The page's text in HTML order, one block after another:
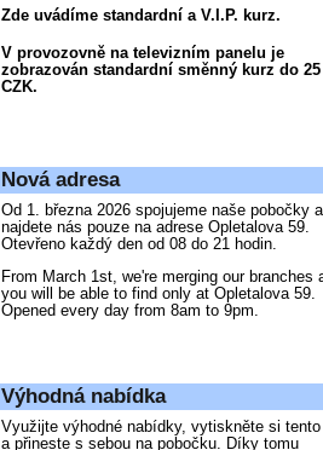
Zde uvádíme standardní a V.I.P. kurz.
V provozovně na televizním panelu je
zobrazován standardní směnný kurz do 25
CZK.
Nová adresa
Od 1. března 2026 spojujeme naše pobočky a
najdete nás pouze na adrese Opletalova 59.
Otevřeno každý den od 08 do 21 hodin.
From March 1st, we're merging our branches
you will be able to find only at Opletalova 59.
Opened every day from 8am to 9pm.
Výhodná nabídka
Využijte výhodné nabídky, vytiskněte si tento
a přineste s sebou na pobočku. Díky tomu